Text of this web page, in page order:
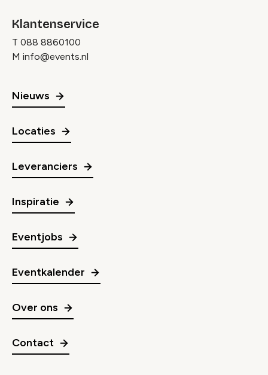
Klantenservice
T 088 8860100
M info@events.nl
Nieuws
Locaties
Leveranciers
Inspiratie
Eventjobs
Eventkalender
Over ons
Contact